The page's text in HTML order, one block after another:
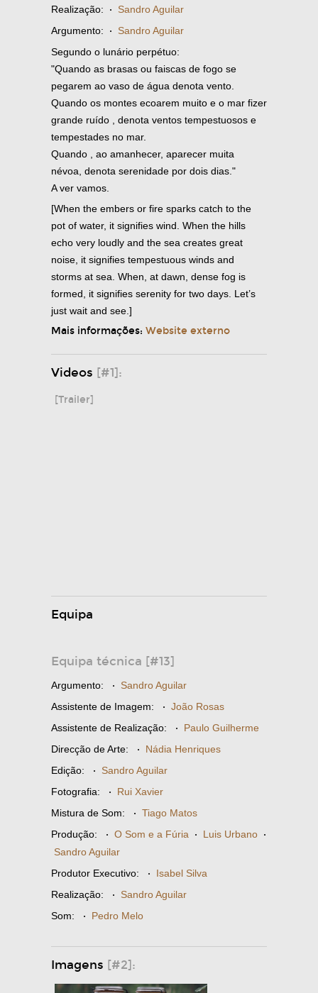
Realização: · Sandro Aguilar
Argumento: · Sandro Aguilar
Segundo o lunário perpétuo:
"Quando as brasas ou faiscas de fogo se
pegarem ao vaso de água denota vento.
Quando os montes ecoarem muito e o mar fizer
grande ruído , denota ventos tempestuosos e
tempestades no mar.
Quando , ao amanhecer, aparecer muita
névoa, denota serenidade por dois dias."
A ver vamos.
[When the embers or fire sparks catch to the
pot of water, it signifies wind. When the hills
echo very loudly and the sea creates great
noise, it signifies tempestuous winds and
storms at sea. When, at dawn, dense fog is
formed, it signifies serenity for two days. Let’s
just wait and see.]
Mais informações: Website externo
Videos [#1]:
[Trailer]
Equipa
Equipa técnica [#13]
Argumento: · Sandro Aguilar
Assistente de Imagem: · João Rosas
Assistente de Realização: · Paulo Guilherme
Direcção de Arte: · Nádia Henriques
Edição: · Sandro Aguilar
Fotografia: · Rui Xavier
Mistura de Som: · Tiago Matos
Produção: · O Som e a Fúria · Luis Urbano ·
Sandro Aguilar
Produtor Executivo: · Isabel Silva
Realização: · Sandro Aguilar
Som: · Pedro Melo
Imagens [#2]: